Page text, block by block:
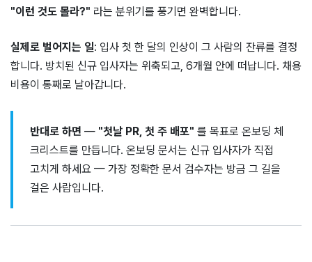
"이런 것도 몰라?" 라는 분위기를 풍기면 완벽합니다.
실제로 벌어지는 일: 입사 첫 한 달의 인상이 그 사람의 잔류를 결정
합니다. 방치된 신규 입사자는 위축되고, 6개월 안에 떠납니다. 채용
비용이 통째로 날아갑니다.
반대로 하면 — "첫날 PR, 첫 주 배포" 를 목표로 온보딩 체
크리스트를 만듭니다. 온보딩 문서는 신규 입사자가 직접
고치게 하세요 — 가장 정확한 문서 검수자는 방금 그 길을
걸은 사람입니다.